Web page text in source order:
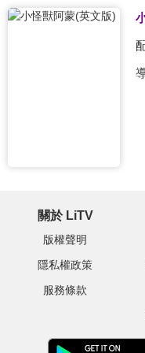
關於 LiTV
版權聲明
隱私權政策
服務條款